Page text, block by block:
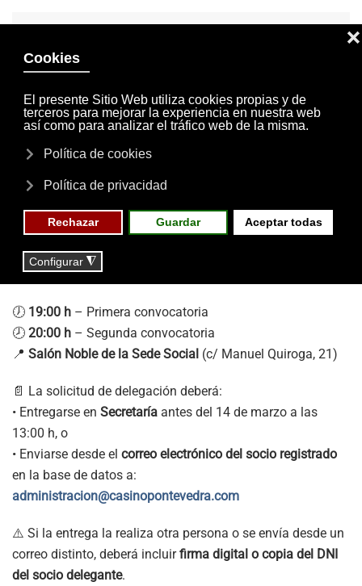
INVITACIONES
MI CUENTA
11 DE MARZO DE 2026 NOTICIAS
Asamblea General _
Recordatorio
importante para socios
⏳ Elsábado 14 de marzo a las 13:00 h finaliza el plazo
para presentar la
Ordinaria, que se celebrará el
🕖 19:00 h – Primera convocatoria
🕗 20:00 h – Segunda convocatoria
📍 Salón Noble de la Sede Social (c/ Manuel Quiroga, 21)
📄 La solicitud de delegación deberá:
• Entregarse en Secretaría antes del 14 de marzo a las
13:00 h, o
• Enviarse desde el correo electrónico del socio registrado
en la base de datos a:
administracion@casinopontevedra.com
⚠️ Si la entrega la realiza otra persona o se envía desde un
correo distinto, deberá incluirfirma digital o copia del DNI
del socio delegante.